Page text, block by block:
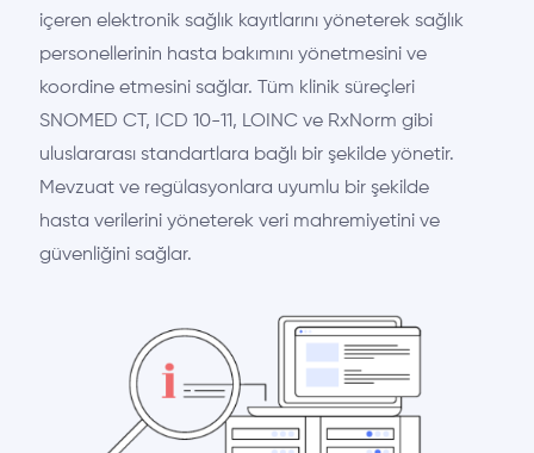
içeren elektronik sağlık kayıtlarını yöneterek sağlık
personellerinin hasta bakımını yönetmesini ve
koordine etmesini sağlar. Tüm klinik süreçleri
SNOMED CT, ICD 10-11, LOINC ve RxNorm gibi
uluslararası standartlara bağlı bir şekilde yönetir.
Mevzuat ve regülasyonlara uyumlu bir şekilde
hasta verilerini yöneterek veri mahremiyetini ve
güvenliğini sağlar.